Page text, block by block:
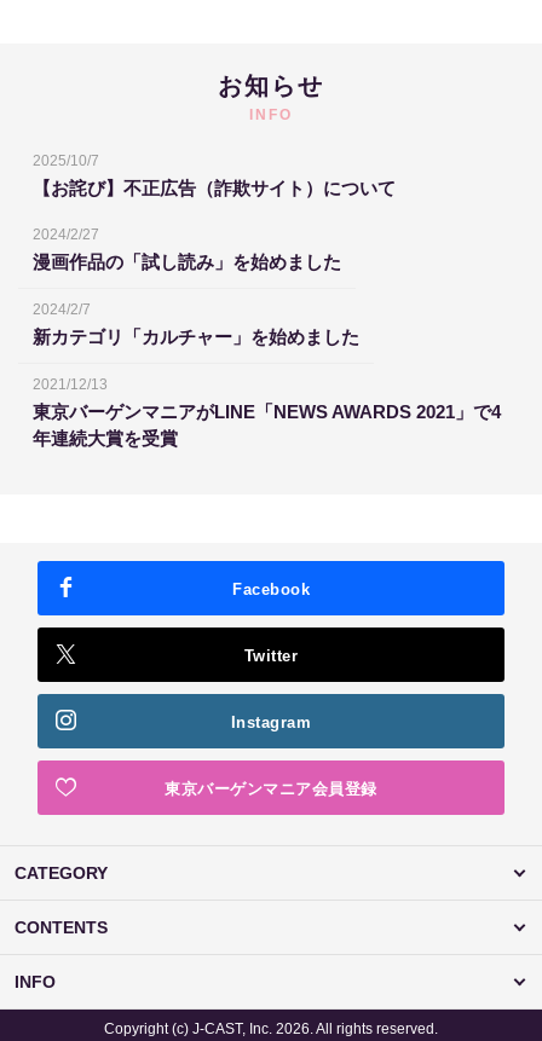
お知らせ
INFO
2025/10/7
【お詫び】不正広告（詐欺サイト）について
2024/2/27
漫画作品の「試し読み」を始めました
2024/2/7
新カテゴリ「カルチャー」を始めました
2021/12/13
東京バーゲンマニアがLINE「NEWS AWARDS 2021」で4
年連続大賞を受賞
Facebook
Twitter
Instagram
東京バーゲンマニア会員登録
CATEGORY
CONTENTS
INFO
Copyright (c) J-CAST, Inc. 2026. All rights reserved.